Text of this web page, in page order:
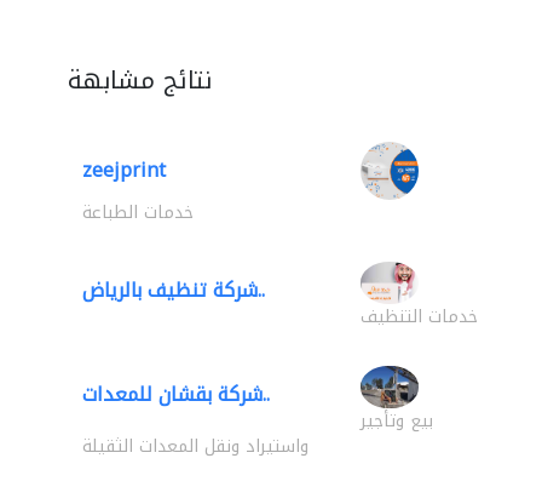
نتائج مشابهة
zeejprint
خدمات الطباعة
شركة تنظيف بالرياض..
خدمات التنظيف
شركة بقشان للمعدات..
بيع وتأجير
واستيراد ونقل المعدات الثقيلة